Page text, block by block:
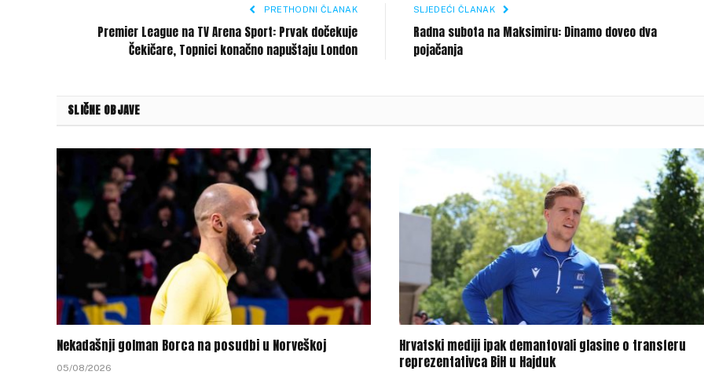
PRETHODNI ČLANAK
Premier League na TV Arena Sport: Prvak dočekuje
Čekičare, Topnici konačno napuštaju London
SLJEDEĆI ČLANAK
Radna subota na Maksimiru: Dinamo doveo dva
pojačanja
SLIČNE OBJAVE
Nekadašnji golman Borca na posudbi u Norveškoj
05/08/2026
Hrvatski mediji ipak demantovali glasine o transferu
reprezentativca BiH u Hajduk